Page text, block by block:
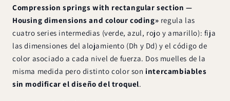
Compression springs with rectangular section —
Housing dimensions and colour coding» regula las
cuatro series intermedias (verde, azul, rojo y amarillo): fija
las dimensiones del alojamiento (Dh y Dd) y el código de
color asociado a cada nivel de fuerza. Dos muelles de la
misma medida pero distinto color son intercambiables
sin modificar el diseño del troquel.